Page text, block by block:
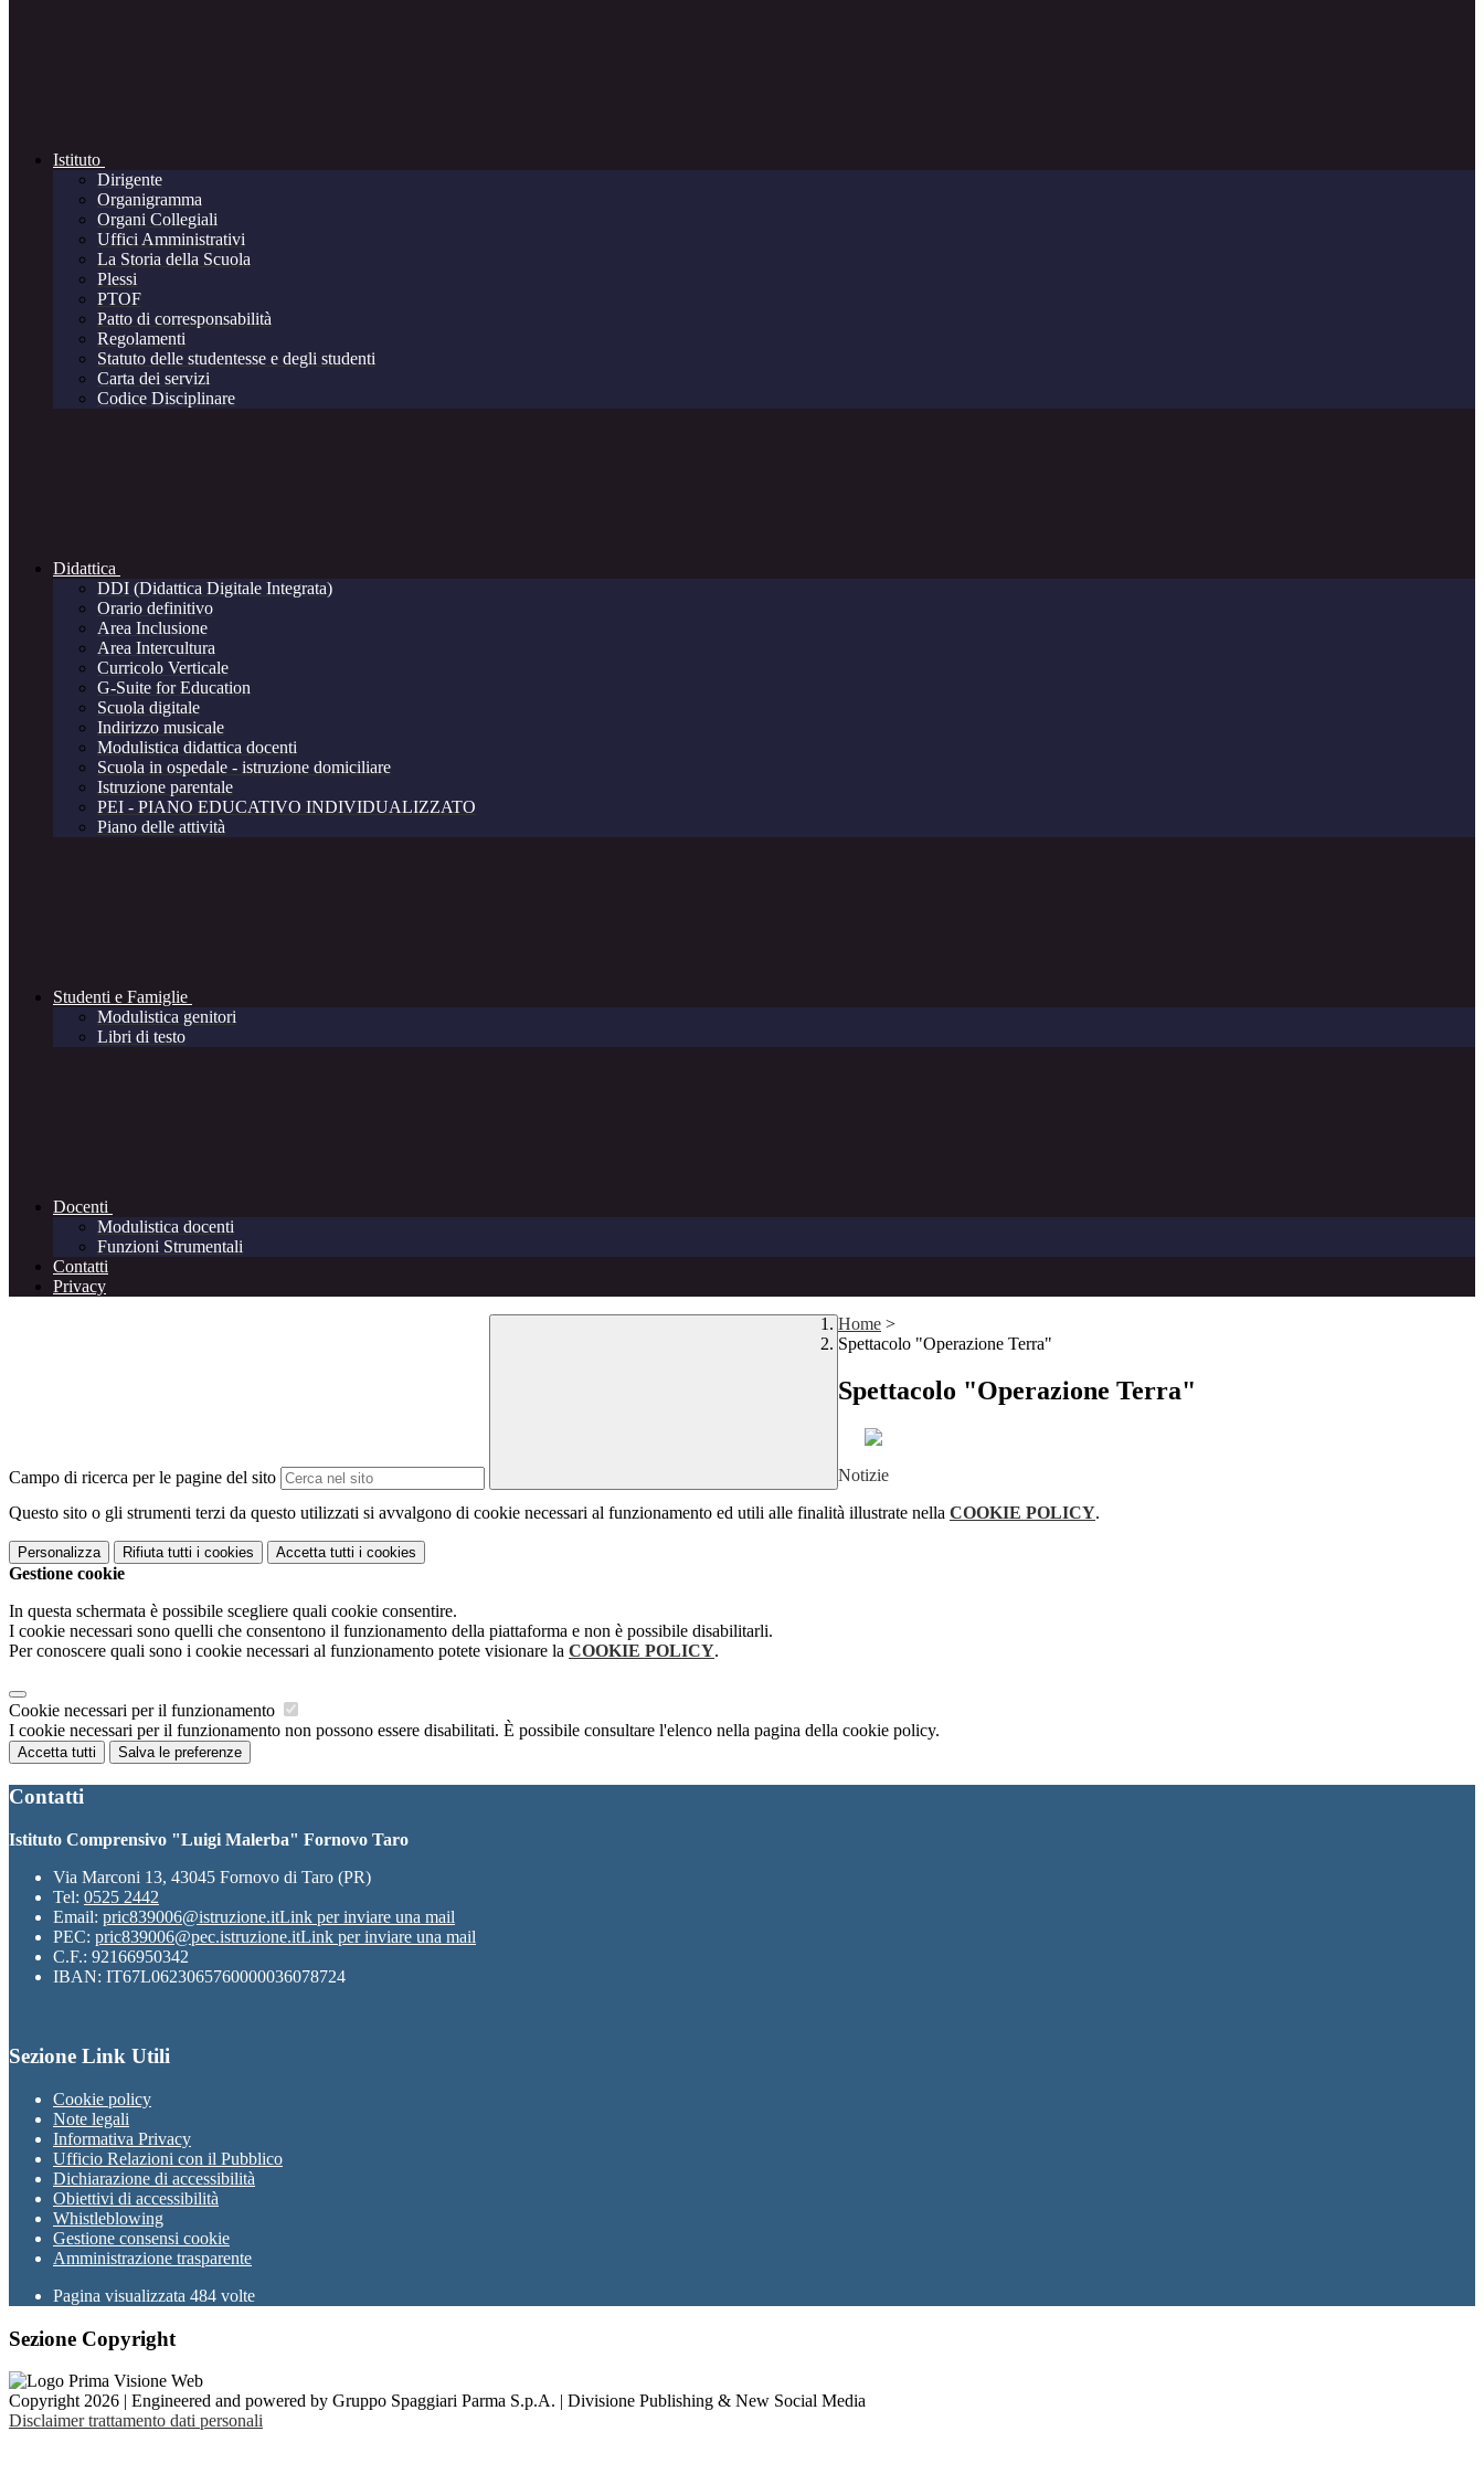
Istituto
Dirigente
Organigramma
Organi Collegiali
Uffici Amministrativi
La Storia della Scuola
Plessi
PTOF
Patto di corresponsabilità
Regolamenti
Statuto delle studentesse e degli studenti
Carta dei servizi
Codice Disciplinare
Didattica
DDI (Didattica Digitale Integrata)
Orario definitivo
Area Inclusione
Area Intercultura
Curricolo Verticale
G-Suite for Education
Scuola digitale
Indirizzo musicale
Modulistica didattica docenti
Scuola in ospedale - istruzione domiciliare
Istruzione parentale
PEI - PIANO EDUCATIVO INDIVIDUALIZZATO
Piano delle attività
Studenti e Famiglie
Modulistica genitori
Libri di testo
Docenti
Modulistica docenti
Funzioni Strumentali
Contatti
Privacy
Campo di ricerca per le pagine del sito
Home >
Spettacolo "Operazione Terra"
Spettacolo "Operazione Terra"
Notizie
Questo sito o gli strumenti terzi da questo utilizzati si avvalgono di cookie necessari al funzionamento ed utili alle finalità illustrate nella COOKIE POLICY.
Personalizza Rifiuta tutti i cookies Accetta tutti i cookies
Gestione cookie
In questa schermata è possibile scegliere quali cookie consentire.
I cookie necessari sono quelli che consentono il funzionamento della piattaforma e non è possibile disabilitarli.
Per conoscere quali sono i cookie necessari al funzionamento potete visionare la COOKIE POLICY.
Cookie necessari per il funzionamento
I cookie necessari per il funzionamento non possono essere disabilitati. È possibile consultare l'elenco nella pagina della cookie policy.
Accetta tutti Salva le preferenze
Contatti
Istituto Comprensivo "Luigi Malerba" Fornovo Taro
Via Marconi 13, 43045 Fornovo di Taro (PR)
Tel: 0525 2442
Email: pric839006@istruzione.itLink per inviare una mail
PEC: pric839006@pec.istruzione.itLink per inviare una mail
C.F.: 92166950342
IBAN: IT67L0623065760000036078724
Sezione Link Utili
Cookie policy
Note legali
Informativa Privacy
Ufficio Relazioni con il Pubblico
Dichiarazione di accessibilità
Obiettivi di accessibilità
Whistleblowing
Gestione consensi cookie
Amministrazione trasparente
Pagina visualizzata 484 volte
Sezione Copyright
Copyright 2026 | Engineered and powered by Gruppo Spaggiari Parma S.p.A. | Divisione Publishing & New Social Media
Disclaimer trattamento dati personali